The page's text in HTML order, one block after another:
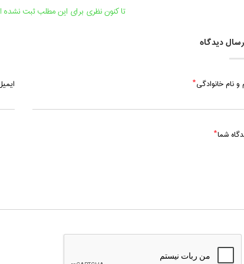
تا کنون نظری برای این مطلب ثبت نشده
دیدگاه
و نام خانوادگی
شما